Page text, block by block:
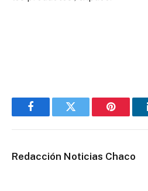
FacebookTwitter Pinterest
Redacción Noticias Chaco